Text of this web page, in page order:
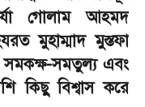
গোলাম আহমদ
মুহাম্মাদ মুস্তফা
সমকক্ষ-সমতুল্য এবং
কিছু বিশ্বাস করে